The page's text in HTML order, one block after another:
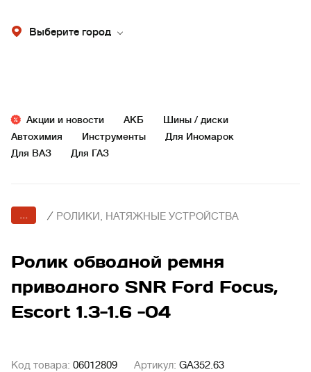
Выберите город
Акции и новости АКБ
Шины / диски
Автохимия
Инструменты
Для Иномарок
Для ВАЗ
Для ГАЗ
... / РОЛИКИ, НАТЯЖНЫЕ УСТРОЙСТВА
Ролик обводной ремня
приводного SNR Ford Focus,
Escort 1.3-1.6 -04
Код товара: 06012809 Артикул: GA352.63